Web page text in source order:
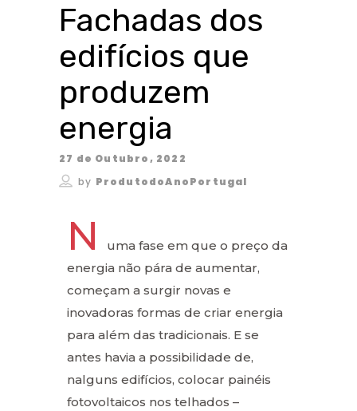
Fachadas dos
edifícios que
produzem
energia
27 de Outubro, 2022
by ProdutodoAnoPortugal
N
uma fase em que o preço da
energia não pára de aumentar,
começam a surgir novas e
inovadoras formas de criar energia
para além das tradicionais. E se
antes havia a possibilidade de,
nalguns edifícios, colocar painéis
fotovoltaicos nos telhados –